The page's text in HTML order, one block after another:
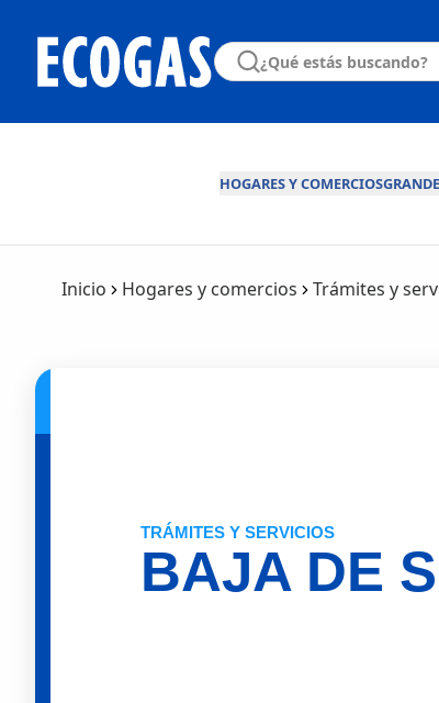
HOGARES Y COMERCIOS
Inicio Hogares y comercios Trámites y
TRÁMITES Y SERVICIOS
BAJA DE